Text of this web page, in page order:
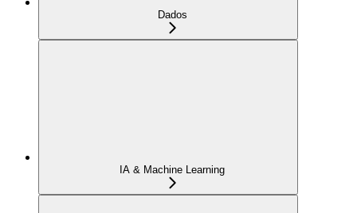
Dados
IA & Machine Learning